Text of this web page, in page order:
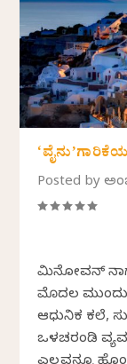
Posted by
ಮಿನೋವನ್
ಮೊದಲ
ಆಧುನಿಕ ಕಲೆ,
ಒಳಚರಂಡಿ